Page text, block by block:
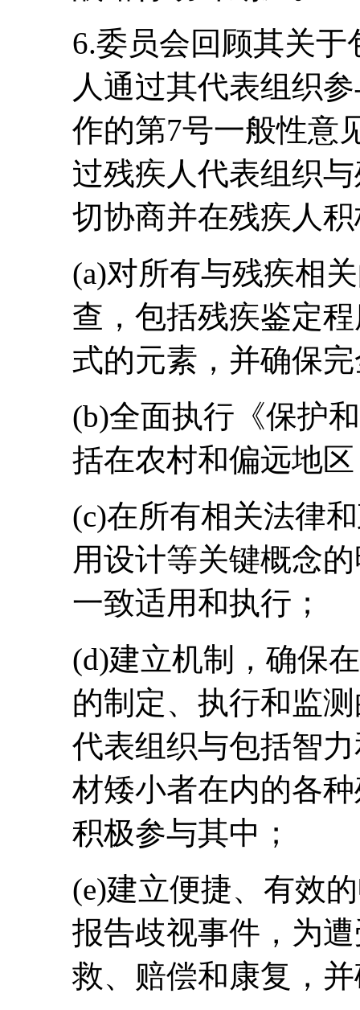
6.委员会回顾其关
人通过其代表组织
作的第7号一般性意
过残疾人代表组织
切协商并在残疾人
(a)对所有与残疾相
查，包括残疾鉴定
式的元素，并确保
(b)全面执行《保护
括在农村和偏远地
(c)在所有相关法律
用设计等关键概念
一致适用和执行；
(d)建立机制，确保
的制定、执行和监
代表组织与包括智
材矮小者在内的各
积极参与其中；
(e)建立便捷、有效
报告歧视事件，为
救、赔偿和康复，